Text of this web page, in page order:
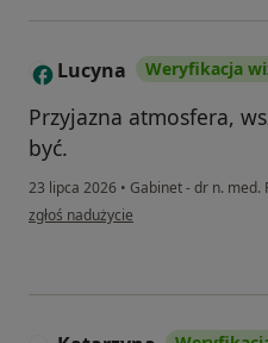
L Lucyna Weryfikacja
Przyjazna atmosfera,
być.
23 lipca 2026 • Gabinet - dr n. med.
w opinii użytkownika Lucyna
zgłoś nadużycie